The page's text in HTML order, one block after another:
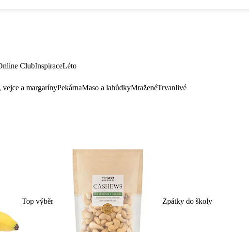
ClubInspiraceLéto
vejce a margarínyPekárnaMaso a lahůdkyMraženéTrvanlivé
Top výběr Zpátky do školy